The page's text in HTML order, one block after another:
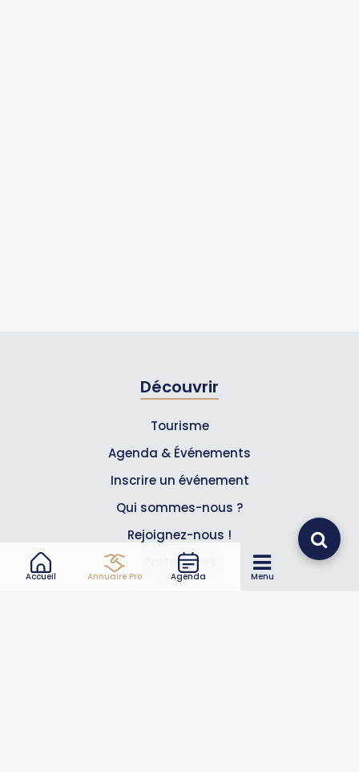
Accueil Annuaire Pro Agenda Menu
Découvrir
Tourisme
Agenda & Événements
Inscrire un événement
Qui sommes-nous ?
Rejoignez-nous !
Partenaires